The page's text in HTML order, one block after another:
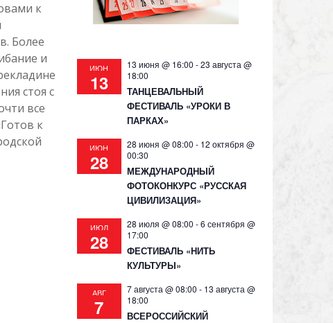
к
Более
и
стоя с
все
к
ИЮН
13
13 июня @ 16:00 -23 августа @
18:00
ТАНЦЕВАЛЬНЫЙ
ФЕСТИВАЛЬ «УРОКИ В
ПАРКАХ»
ИЮН
28
28 июня @ 08:00 - 12 октября @
00:30
МЕЖДУНАРОДНЫЙ
ФОТОКОНКУРС «РУССКАЯ
ЦИВИЛИЗАЦИЯ»
ИЮЛ
28
28 июля @ 08:00 -6 сентября @
17:00
ФЕСТИВАЛЬ «НИТЬ
КУЛЬТУРЫ»
АВГ
7
7 августа @ 08:00 - 13 августа @
18:00
ВСЕРОССИЙСКИЙ